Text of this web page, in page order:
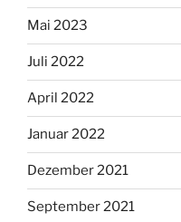
Mai 2023
Juli 2022
April 2022
Januar 2022
Dezember 2021
September 2021